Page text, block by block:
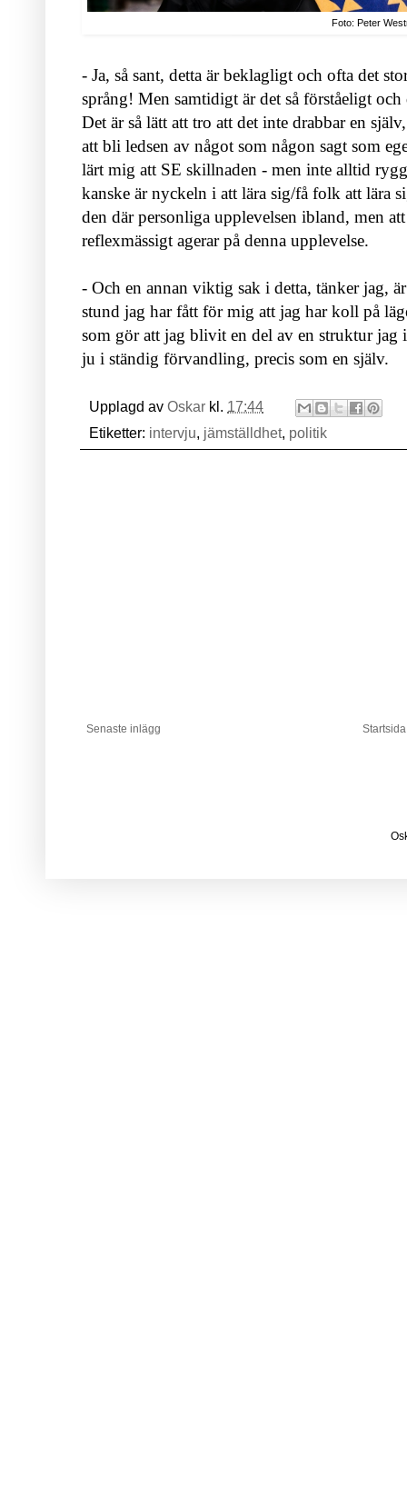
Foto: Peter
- Ja, så sant, detta är beklagligt och ofta det
språng! Men samtidigt är det så förståeligt
Det är så lätt att tro att det inte drabbar en
att bli ledsen av något som någon sagt som
lärt mig att SE skillnaden - men inte alltid
kanske är nyckeln i att lära sig/få folk att lära
den där personliga upplevelsen ibland, men
reflexmässigt agerar på denna upplevelse.
- Och en annan viktig sak i detta, tänker jag,
stund jag har fått för mig att jag har koll på
som gör att jag blivit en del av en struktur jag
ju i ständig förvandling, precis som en själv.
Upplagd av Oskar kl. 17:44
Etiketter: intervju, jämställdhet, politik
Senaste inlägg Startsida